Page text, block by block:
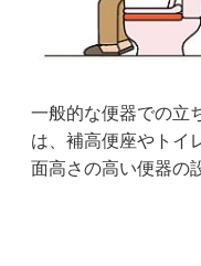
一般的な便器での立
は、補高便座やトイ
面高さの高い便器の